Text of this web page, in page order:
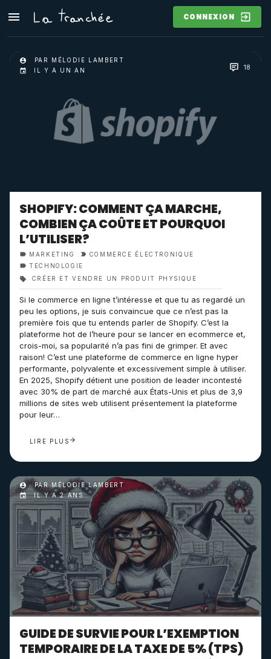
CONNEXION
SHOPIFY: COMMENT ÇA MARCHE,
COMBIEN ÇA COÛTE ET POURQUOI
L’UTILISER?
MARKETING
COMMERCE ÉLECTRONIQUE
TECHNOLOGIE
CRÉER ET VENDRE UN PRODUIT PHYSIQUE
Si le commerce en ligne t’intéresse et que tu as regardé un
peu les options, je suis convaincue que ce n’est pas la
première fois que tu entends parler de Shopify. C’est la
plateforme hot de l’heure pour se lancer en ecommerce et,
crois-moi, sa popularité n’a pas fini de grimper. Et avec
raison! C’est une plateforme de commerce en ligne hyper
performante, polyvalente et excessivement simple à utiliser.
En 2025, Shopify détient une position de leader incontesté
avec 30% de part de marché aux États-Unis et plus de 3,9
millions de sites web utilisent présentement la plateforme
pour leur…
LIRE PLUS
PAR MÉLODIE LAMBERT
IL Y A UN AN
18
GUIDE DE SURVIE POUR L’EXEMPTION
TEMPORAIRE DE LA TAXE DE 5% (TPS)
PAR MÉLODIE LAMBERT
IL Y A 2 ANS